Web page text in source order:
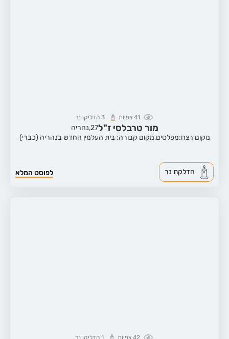
41 צפיות 3 הדליקו נר
מור טרבלסי ז"ל27, נהריה
מקום רצח:מפלסים,מקום קבורה: בית העלמין החדש בנהריה (כברי)
לפוסט המלא הדלקת נר
42 צפיות 1 הדליקו נר